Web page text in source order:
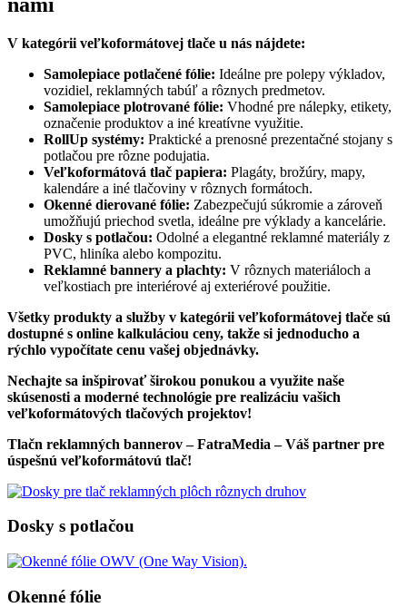
V kategórii veľkoformátovej tlače u nás nájdete:
Samolepiace potlačené fólie: Ideálne pre polepy výkladov,
vozidiel, reklamných tabúľ a rôznych predmetov.
Samolepiace plotrované fólie: Vhodné pre nálepky, etikety,
označenie produktov a iné kreatívne využitie.
RollUp systémy: Praktické a prenosné prezentačné stojany s
potlačou pre rôzne podujatia.
Veľkoformátová tlač papiera: Plagáty, brožúry, mapy,
kalendáre a iné tlačoviny v rôznych formátoch.
Okenné dierované fólie: Zabezpečujú súkromie a zároveň
umožňujú priechod svetla, ideálne pre výklady a kancelárie.
Dosky s potlačou: Odolné a elegantné reklamné materiály z
PVC, hliníka alebo kompozitu.
Reklamné bannery a plachty: V rôznych materiáloch a
veľkostiach pre interiérové aj exteriérové použitie.
Všetky produkty a služby v kategórii veľkoformátovej tlače sú
dostupné s online kalkuláciou ceny, takže si jednoducho a
rýchlo vypočítate cenu vašej objednávky.
Nechajte sa inšpirovať širokou ponukou a využite naše
skúsenosti a moderné technológie pre realizáciu vašich
veľkoformátových tlačových projektov!
Tlačn reklamných bannerov – FatraMedia – Váš partner pre
úspešnú veľkoformátovú tlač!
Dosky s potlačou
Okenné fólie